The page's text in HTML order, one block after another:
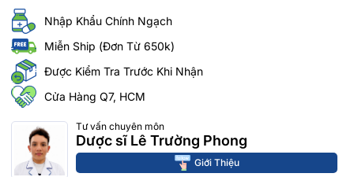
Nhập Khẩu Chính Ngạch
Miễn Ship (Đơn Từ 650k)
Được Kiểm Tra Trước Khi Nhận
Cửa Hàng Q7, HCM
Tư vấn chuyên môn
Dược sĩ Lê Trường Phong
Giới Thiệu